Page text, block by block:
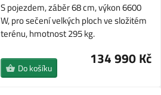
S pojezdem, záběr 68 cm, výkon 6600
W, pro sečení velkých ploch ve složitém
terénu, hmotnost 295 kg.
134 990 Kč
Do košíku